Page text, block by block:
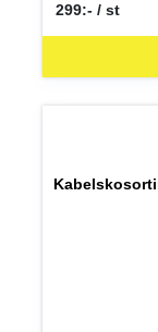
299:- / st
SEK per ST